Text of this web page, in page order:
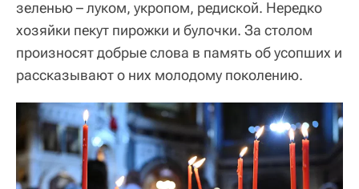
зеленью – луком, укропом, редиской. Нередко
хозяйки пекут пирожки и булочки. За столом
произносят добрые слова в память об усопших и
рассказывают о них молодому поколению.